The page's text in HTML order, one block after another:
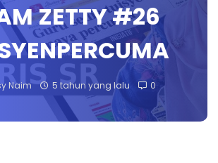
ZETTY #26
Naim 5 tahun yang lalu 0